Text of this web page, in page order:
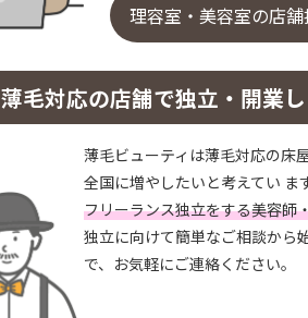
理容室・美容室の店
薄毛対応の店舗で独立・開業
薄毛ビューティは薄毛対応の床
全国に増やしたいと考えてい ま
フリーランス独立をする美容師
独立に向けて簡単なご相談から
で、お気軽にご連絡ください。